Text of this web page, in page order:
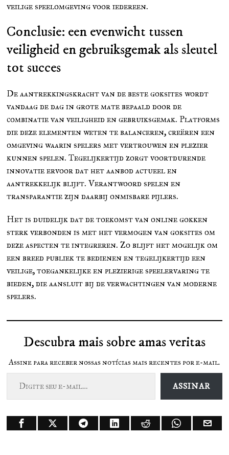
veilige speelomgeving voor iedereen.
Conclusie: een evenwicht tussen
veiligheid en gebruiksgemak als sleutel
tot succes
De aantrekkingskracht van de beste goksites wordt
vandaag de dag in grote mate bepaald door de
combinatie van veiligheid en gebruiksgemak. Platforms
die deze elementen weten te balanceren, creëren een
omgeving waarin spelers met vertrouwen en plezier
kunnen spelen. Tegelijkertijd zorgt voortdurende
innovatie ervoor dat het aanbod actueel en
aantrekkelijk blijft. Verantwoord spelen en
transparantie zijn daarbij onmisbare pijlers.
Het is duidelijk dat de toekomst van online gokken
sterk verbonden is met het vermogen van goksites om
deze aspecten te integreren. Zo blijft het mogelijk om
een breed publiek te bedienen en tegelijkertijd een
veilige, toegankelijke en plezierige speelervaring te
bieden, die aansluit bij de verwachtingen van moderne
spelers.
Descubra mais sobre amas veritas
Assine para receber nossas notícias mais recentes por e-mail.
Digite seu e-mail…
ASSINAR